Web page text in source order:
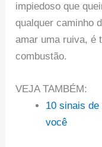
impiedoso que
qualquer caminho
amar uma ruiva, é
combustão.
VEJA TAMBÉM:
10 sinais de
você